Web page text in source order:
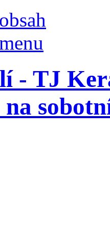
- TJ